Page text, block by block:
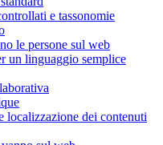
e tassonomie
le persone sul web
un linguaggio semplice
localizzazione dei contenuti